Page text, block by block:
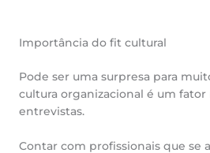
Importância do fit cultural
Pode ser uma surpresa para
cultura organizacional é um fator
entrevistas.
Contar com profissionais que se